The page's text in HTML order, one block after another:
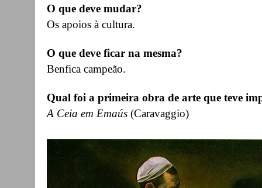
O que deve mudar?
Os apoios à cultura.
O que deve ficar na mesma?
Benfica campeão.
Qual foi a primeira obra de arte que teve
A Ceia em Emaús (Caravaggio)